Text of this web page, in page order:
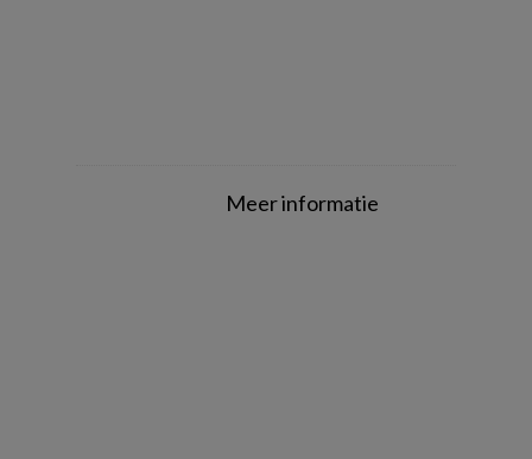
Meer informatie